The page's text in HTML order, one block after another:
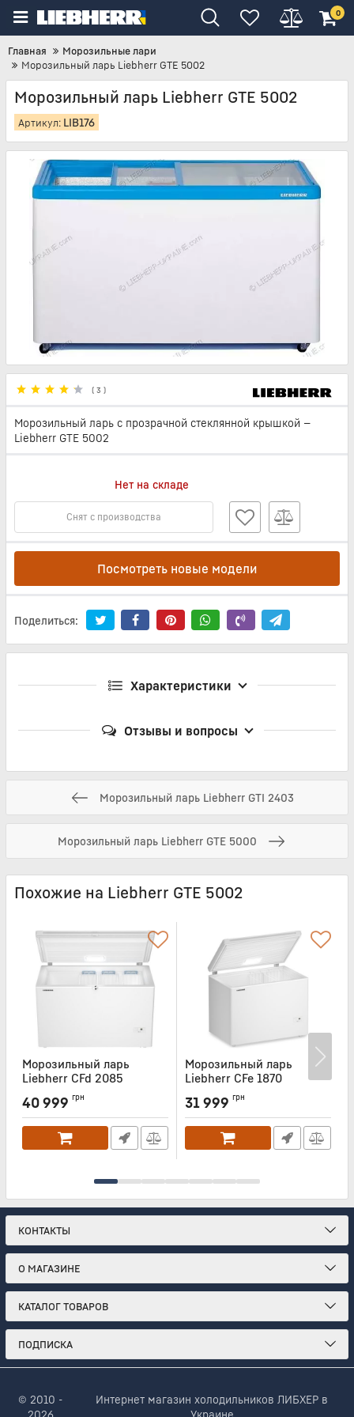
0
Главная
Морозильные лари
Морозильный ларь Liebherr GTE 5002
Морозильный ларь Liebherr GTE 5002
Артикул: LIB176
( 3 )
Морозильный ларь с прозрачной стеклянной крышкой —
Liebherr GTE 5002
Нет на складе
Снят с производства
Посмотреть новые модели
Поделиться:
Характеристики
Отзывы и вопросы
Морозильный ларь Liebherr GTI 2403
Морозильный ларь Liebherr GTE 5000
Похожие на Liebherr GTE 5002
Морозильный ларь
Liebherr CFd 2085
CFD2085
40 999 грн
Морозильный ларь
Liebherr CFe 1870
CFE1870
31 999 грн
КОНТАКТЫ
О МАГАЗИНЕ
КАТАЛОГ ТОВАРОВ
ПОДПИСКА
© 2010 -
Интернет магазин холодильников ЛИБХЕР в